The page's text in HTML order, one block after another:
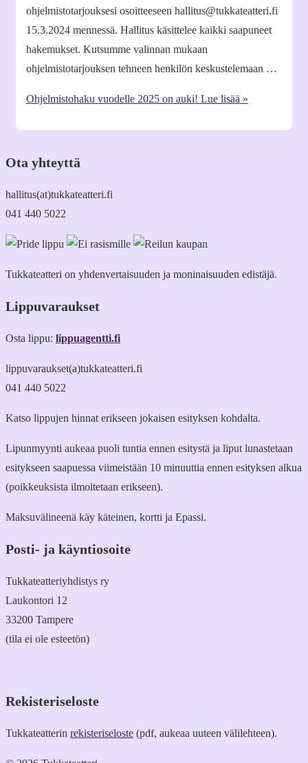
ohjelmistotarjouksesi osoitteeseen hallitus@tukkateatteri.fi
15.3.2024 mennessä. Hallitus käsittelee kaikki saapuneet
hakemukset. Kutsumme valinnan mukaan
ohjelmistotarjouksen tehneen henkilön keskustelemaan …
Ohjelmistohaku vuodelle 2025 on auki! Lue lisää »
Ota yhteyttä
hallitus(at)tukkateatteri.fi
041 440 5022
Tukkateatteri on yhdenvertaisuuden ja moninaisuuden edistäjä.
Lippuvaraukset
Osta lippu: lippuagentti.fi
lippuvaraukset(a)tukkateatteri.fi
041 440 5022
Katso lippujen hinnat erikseen jokaisen esityksen kohdalta.
Lipunmyynti aukeaa puoli tuntia ennen esitystä ja liput lunastetaan
esitykseen saapuessa viimeistään 10 minuuttia ennen esityksen alkua
(poikkeuksista ilmoitetaan erikseen).
Maksuvälineenä käy käteinen, kortti ja Epassi.
Posti- ja käyntiosoite
Tukkateatteriyhdistys ry
Laukontori 12
33200 Tampere
(tila ei ole esteetön)
Rekisteriseloste
Tukkateatterin rekisteriseloste (pdf, aukeaa uuteen välilehteen).